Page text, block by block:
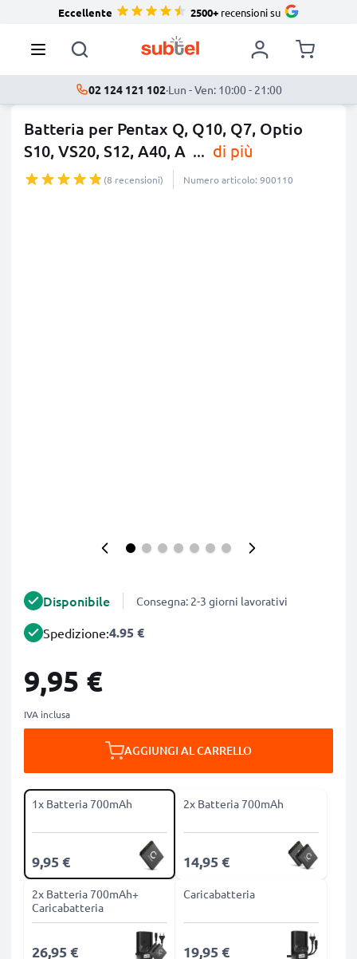
Eccellente 2500+recensioni su
02 124 121 102·Lun - Ven: 10:00 - 21:00
Batteria per Pentax Q, Q10, Q7, Optio
S10, VS20, S12, A40, A ... di più
(8 recensioni) Numero articolo: 900110
Disponibile Consegna: 2-3 giorni lavorativi
Spedizione:4.95 €
9,95 €
IVA inclusa
AGGIUNGI AL CARRELLO
1x Batteria 700mAh
9,95 €
2x Batteria 700mAh
14,95 €
2x Batteria 700mAh+
Caricabatteria
26,95 €
Caricabatteria
19,95 €